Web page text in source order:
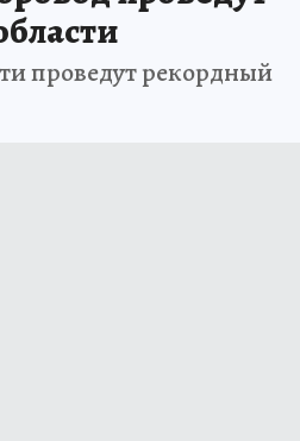
проведут рекордный